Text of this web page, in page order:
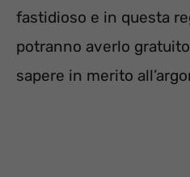
fastidioso e in questa
potranno averlo
sapere in merito